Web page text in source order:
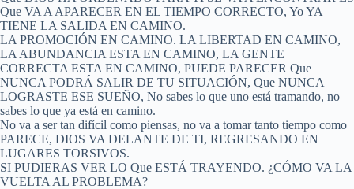
Que VA A APARECER EN EL TIEMPO CORRECTO, Yo YA
TIENE LA SALIDA EN CAMINO.
LA PROMOCIÓN EN CAMINO. LA LIBERTAD EN CAMINO,
LA ABUNDANCIA ESTA EN CAMINO, LA GENTE
CORRECTA ESTA EN CAMINO, PUEDE PARECER Que
NUNCA PODRÁ SALIR DE TU SITUACIÓN, Que NUNCA
LOGRASTE ESE SUEÑO, No sabes lo que uno está tramando, no
sabes lo que ya está en camino.
No va a ser tan difícil como piensas, no va a tomar tanto tiempo como
PARECE, DIOS VA DELANTE DE TI, REGRESANDO EN
LUGARES TORSIVOS.
SI PUDIERAS VER LO Que ESTÁ TRAYENDO. ¿CÓMO VA LA
VUELTA AL PROBLEMA?